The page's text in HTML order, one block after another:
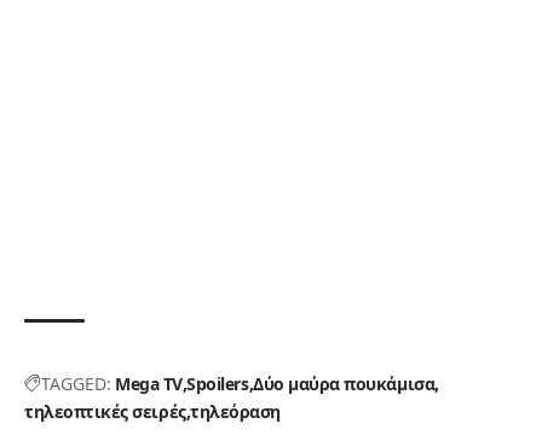
TAGGED: Mega TVSpoilersΔύο μαύρα πουκάμισα
τηλεοπτικές σειρέςτηλεόραση